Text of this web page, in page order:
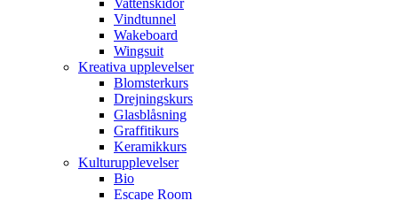
Vattenskidor
Vindtunnel
Wakeboard
Wingsuit
Kreativa upplevelser
Blomsterkurs
Drejningskurs
Glasblåsning
Graffitikurs
Keramikkurs
Kulturupplevelser
Bio
Escape Room